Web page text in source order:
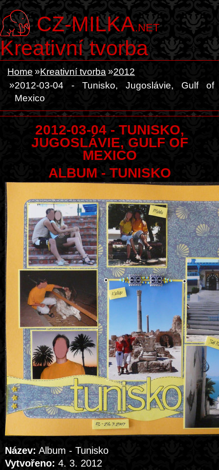
CZ-MILKA.NET
Kreativní tvorba
Home Kreativní tvorba
2012
2012-03-04 - Tunisko, Jugoslávie, Gulf of
Mexico
2012-03-04 - TUNISKO,
JUGOSLÁVIE, GULF OF
MEXICO
ALBUM - TUNISKO
Název: Album - Tunisko
Vytvořeno: 4. 3. 2012